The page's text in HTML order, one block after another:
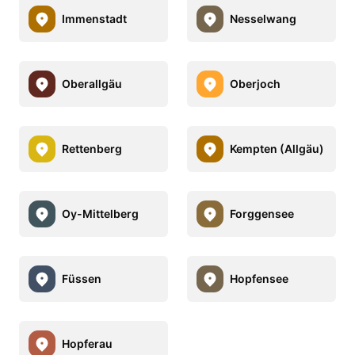
Immenstadt Nesselwang
Oberallgäu Oberjoch
Rettenberg Kempten (Allgäu)
Oy-Mittelberg Forggensee
Füssen Hopfensee
Hopferau